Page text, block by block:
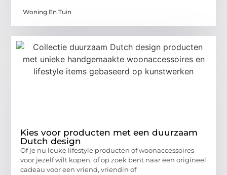
Woning En Tuin
Kies voor producten met een duurzaam
Dutch design
Of je nu leuke lifestyle producten of woonaccessoires
voor jezelf wilt kopen, of op zoek bent naar een origineel
cadeau voor een vriend, vriendin of